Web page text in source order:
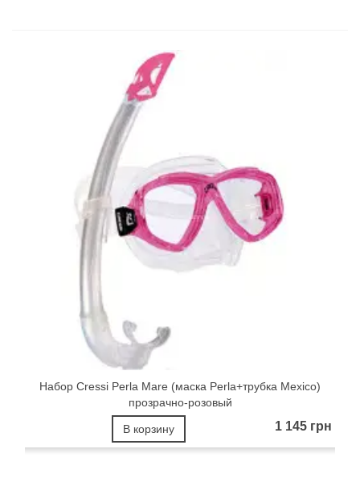
Набор Cressi Perla Mare (маска Perla+трубка Mexico)
прозрачно-розовый
1 145 грн
В корзину